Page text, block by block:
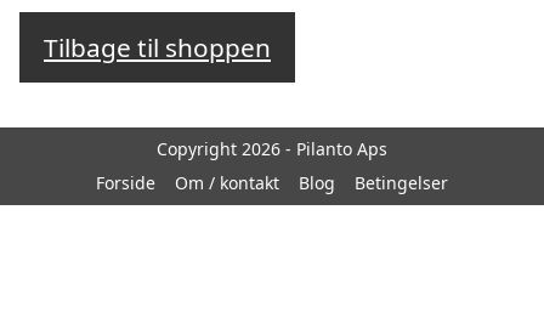
Tilbage til shoppen
Copyright 2026 - Pilanto Aps
Forside
Om / kontakt Blog Betingelser